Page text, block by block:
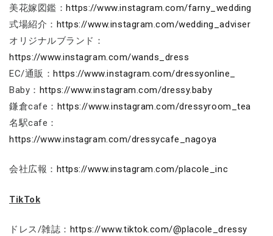
美花嫁図鑑：https://www.instagram.com/farny_wedding
式場紹介： https://www.instagram.com/wedding_adviser
オリジナルブランド：
https://www.instagram.com/wands_dress
EC/通販：https://www.instagram.com/dressyonline_
Baby： https://www.instagram.com/dressy.baby
鎌倉cafe： https://www.instagram.com/dressyroom_tea
名駅cafe：
https://www.instagram.com/dressycafe_nagoya
会社広報： https://www.instagram.com/placole_inc
TikTok
ドレス/雑誌： https://www.tiktok.com/@placole_dressy